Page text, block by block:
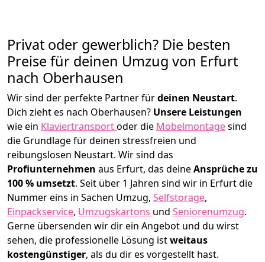
Privat oder gewerblich? Die besten
Preise für deinen Umzug von Erfurt
nach Oberhausen
Wir sind der perfekte Partner fürdeinen Neustart.
Dich zieht es nach Oberhausen? Unsere Leistungen
wie ein Klaviertransportoder die Möbelmontagesind
die Grundlage für deinen stressfreien und
reibungslosen Neustart. Wir sind das
Profiunternehmen aus Erfurt, das deineAnsprüche zu
100 % umsetzt. Seit über 1 Jahren sind wir in Erfurt die
Nummer eins in Sachen Umzug, Selfstorage,
Einpackservice, Umzugskartons und Seniorenumzug.
Gerne übersenden wir dir ein Angebot und du wirst
sehen, die professionelle Lösung istweitaus
kostengünstiger, als du dir es vorgestellt hast.